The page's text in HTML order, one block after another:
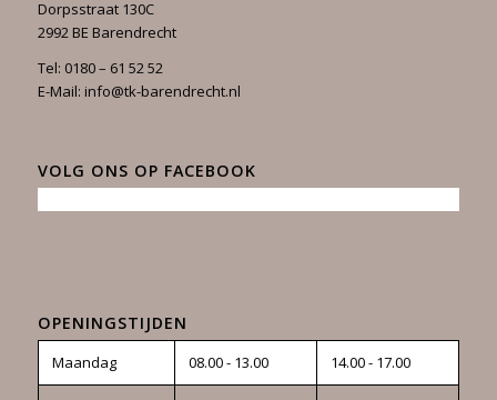
Dorpsstraat 130C
2992 BE Barendrecht
Tel: 0180 – 61 52 52
E-Mail: info@tk-barendrecht.nl
VOLG ONS OP FACEBOOK
OPENINGSTIJDEN
Maandag 08.00 - 13.00 14.00 - 17.00